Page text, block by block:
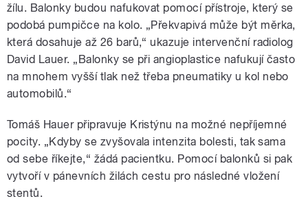
žílu. Balonky budou nafukovat pomocí přístroje, který se
podobá pumpičce na kolo. „Překvapivá může být měrka,
která dosahuje až 26 barů,“ ukazuje intervenční radiolog
David Lauer. „Balonky se při angioplastice nafukují často
na mnohem vyšší tlak než třeba pneumatiky u kol nebo
automobilů.“
Tomáš Hauer připravuje Kristýnu na možné nepříjemné
pocity. „Kdyby se zvyšovala intenzita bolesti, tak sama
od sebe říkejte,“ žádá pacientku. Pomocí balonků si pak
vytvoří v pánevních žilách cestu pro následné vložení
stentů.